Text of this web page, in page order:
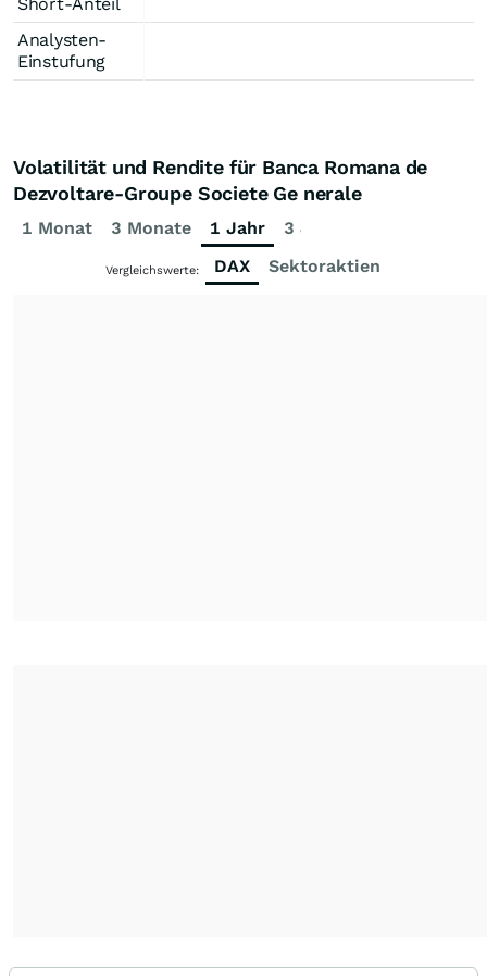
Analysten-
Einstufung
Volatilität und Rendite für Banca Romana de
Dezvoltare-Groupe Societe Ge nerale
1 Monat 3 Monate 1 Jahr 3 Jahre
Vergleichswerte: DAX Sektoraktien